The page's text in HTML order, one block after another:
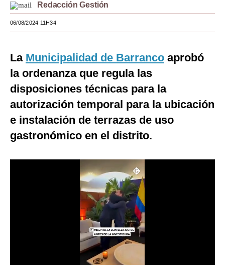
Moda
Estilos
Mundo
EEUU
México
España
Internacional
Redacción Gestión
06/08/2024 11H34
La Municipalidad de Barranco aprobó
la ordenanza que regula las
disposiciones técnicas para la
autorización temporal para la ubicación
e instalación de terrazas de uso
gastronómico en el distrito.